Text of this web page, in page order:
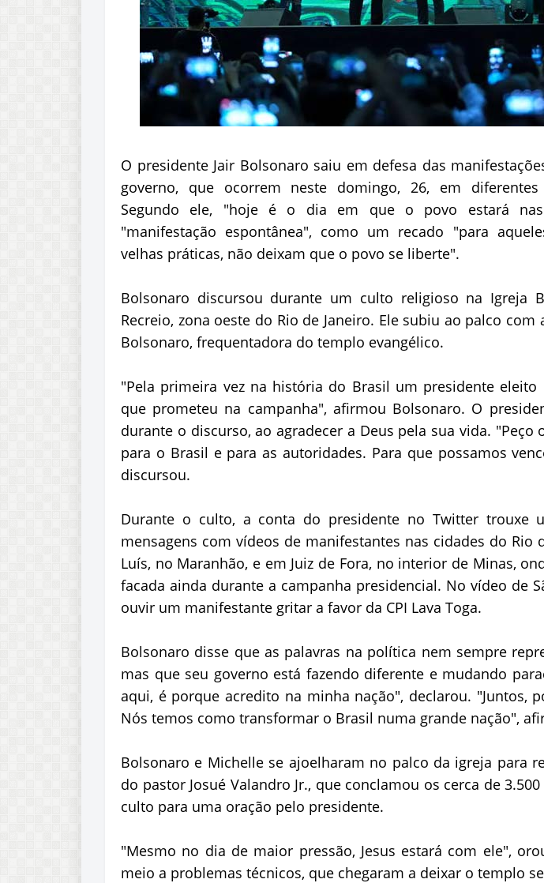
O presidente Jair Bolsonaro saiu em defesa das
governo, que ocorrem neste domingo, 26, em
Segundo ele, "hoje é o dia em que o povo estará
"manifestação espontânea", como um recado "para
velhas práticas, não deixam que o povo se liberte".
Bolsonaro discursou durante um culto religioso na Igreja
Recreio, zona oeste do Rio de Janeiro. Ele subiu ao palco
Bolsonaro, frequentadora do templo evangélico.
"Pela primeira vez na história do Brasil um presidente
que prometeu na campanha", afirmou Bolsonaro. O
durante o discurso, ao agradecer a Deus pela sua vida. "Peço
para o Brasil e para as autoridades. Para que possamos
discursou.
Durante o culto, a conta do presidente no Twitter trouxe
mensagens com vídeos de manifestantes nas cidades do Rio
Luís, no Maranhão, e em Juiz de Fora, no interior de Minas,
facada ainda durante a campanha presidencial. No vídeo de
ouvir um manifestante gritar a favor da CPI Lava Toga.
Bolsonaro disse que as palavras na política nem sempre
mas que seu governo está fazendo diferente e mudando
aqui, é porque acredito na minha nação", declarou. "Juntos,
Nós temos como transformar o Brasil numa grande nação",
Bolsonaro e Michelle se ajoelharam no palco da igreja para
do pastor Josué Valandro Jr., que conclamou os cerca de
culto para uma oração pelo presidente.
"Mesmo no dia de maior pressão, Jesus estará com ele",
meio a problemas técnicos, que chegaram a deixar o templo